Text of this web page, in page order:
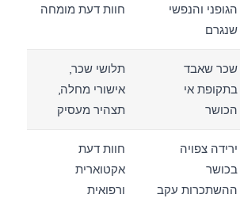
הגופני והנפשי
שנגרם
חוות דעת מומחה
שכר שאבד
בתקופת אי
הכושר
תלושי שכר,
אישורי מחלה,
תצהיר מעסיק
ירידה צפויה
בכושר
ההשתכרות עקב
חוות דעת
אקטוארית
ורפואית